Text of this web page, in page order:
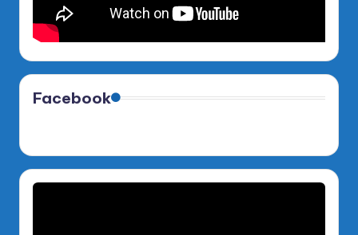
Facebook